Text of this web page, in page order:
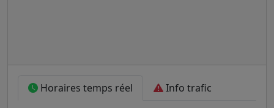
Horaires temps réel Info trafic